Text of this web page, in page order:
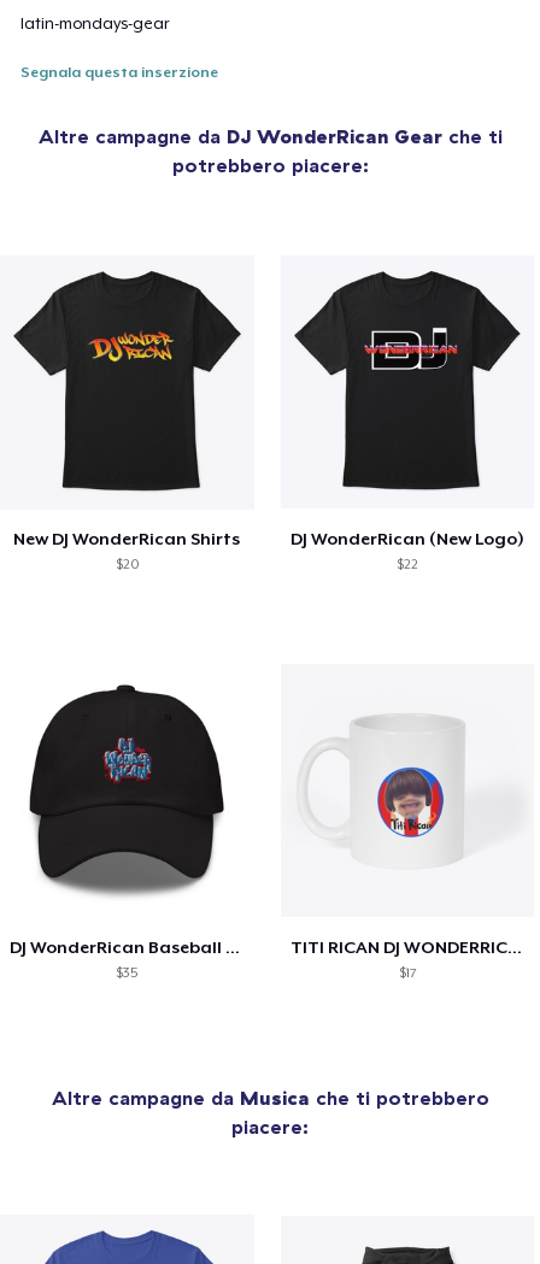
latin-mondays-gear
Segnala questa inserzione
Altre campagne da DJ WonderRican Gearche ti
potrebbero piacere:
New DJ WonderRican Shirts
$20
DJ WonderRican (New Logo)
$22
DJ WonderRican Baseball Cap
$35
TITI RICAN DJ WONDERRICAN COFFEE MUG
$17
Altre campagne da Musica che ti potrebbero
piacere: